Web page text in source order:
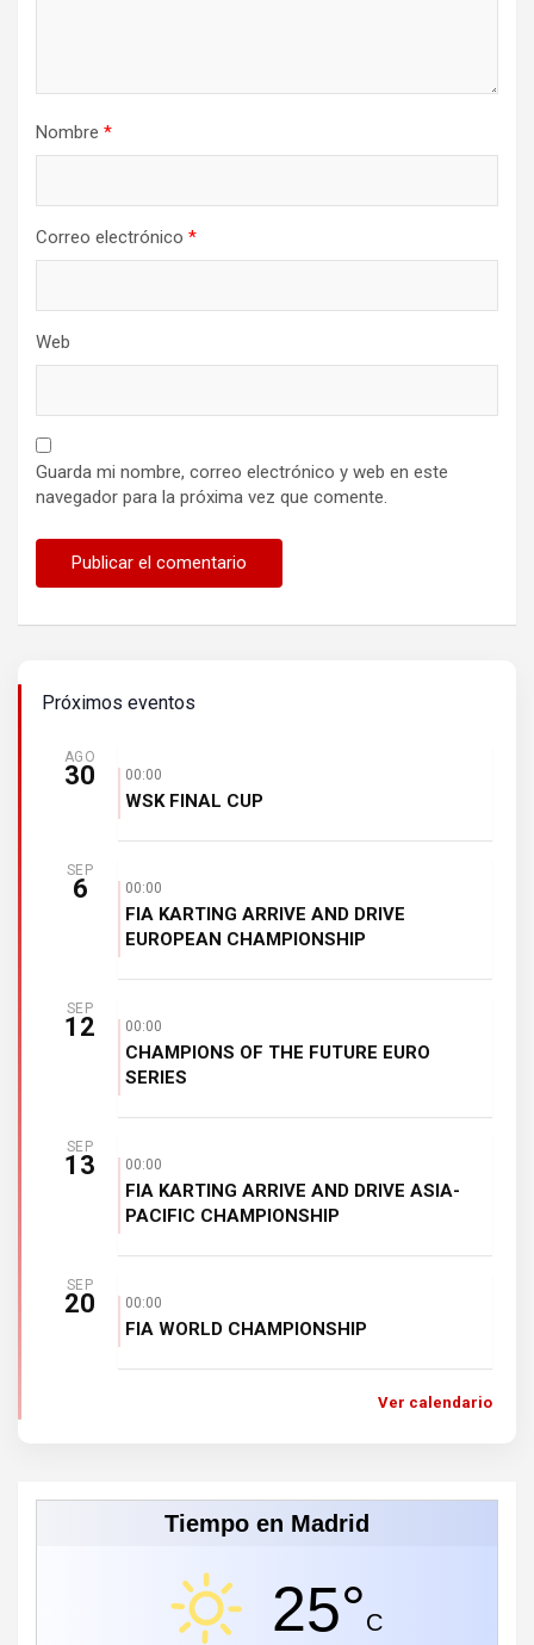
Nombre *
Correo electrónico *
Web
Guarda mi nombre, correo electrónico y web en este
navegador para la próxima vez que comente.
Próximos eventos
AGO
30 00:00
WSK FINAL CUP
SEP
6 00:00
FIA KARTING ARRIVE AND DRIVE
EUROPEAN CHAMPIONSHIP
SEP
12 00:00
CHAMPIONS OF THE FUTURE EURO
SERIES
SEP
13 00:00
FIA KARTING ARRIVE AND DRIVE ASIA-
PACIFIC CHAMPIONSHIP
SEP
20 00:00
FIA WORLD CHAMPIONSHIP
Ver calendario
Tiempo en Madrid
25°C